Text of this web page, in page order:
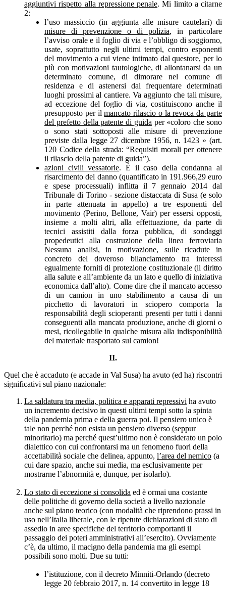
aggiuntivi rispetto alla repressione penale. Mi limito a citarne
2:
l’uso massiccio (in aggiunta alle misure cautelari) di
misure di prevenzione o di polizia, in particolare
l’avviso orale e il foglio di via e l’obbligo di soggiorno,
usate, soprattutto negli ultimi tempi, contro esponenti
del movimento a cui viene intimato dal questore, per lo
più con motivazioni tautologiche, di allontanarsi da un
determinato comune, di dimorare nel comune di
residenza e di astenersi dal frequentare determinati
luoghi prossimi al cantiere. Va aggiunto che tali misure,
ad eccezione del foglio di via, costituiscono anche il
presupposto per ilmancato rilascio o la revoca da parte
del prefetto della patente di guida per «coloro che sono
o sono stati sottoposti alle misure di prevenzione
previste dalla legge 27 dicembre 1956, n. 1423 » (art.
120 Codice della strada: “Requisiti morali per ottenere
il rilascio della patente di guida”).
azioni civili vessatorie. È il caso della condanna al
risarcimento del danno (quantificato in 191.966,29 euro
e spese processuali) inflitta il 7 gennaio 2014 dal
Tribunale di Torino - sezione distaccata di Susa (e solo
in parte attenuata in appello) a tre esponenti del
movimento (Perino, Bellone, Vair) per essersi opposti,
insieme a molti altri, alla effettuazione, da parte di
tecnici assistiti dalla forza pubblica, di sondaggi
propedeutici alla costruzione della linea ferroviaria
Nessuna analisi, in motivazione, sulle ricadute in
concreto del doveroso bilanciamento tra interessi
egualmente forniti di protezione costituzionale (il diritto
alla salute e all’ambiente da un lato e quello di iniziativa
economica dall’alto). Come dire che il mancato accesso
di un camion in uno stabilimento a causa di un
picchetto di lavoratori in sciopero comporta la
responsabilità degli scioperanti presenti per tutti i danni
conseguenti alla mancata produzione, anche di giorni o
mesi, ricollegabile in qualche misura alla indisponibilità
del materiale trasportato sul camion!
II.
Quel che è accaduto (e accade in Val Susa) ha avuto (ed ha) riscontri
significativi sul piano nazionale:
La saldatura tra media, politica e apparati repressivi ha avuto
un incremento decisivo in questi ultimi tempi sotto la spinta
della pandemia prima e della guerra poi. Il pensiero unico è
tale non perché non esista un pensiero diverso (seppur
minoritario) ma perché quest’ultimo non è considerato un polo
dialettico con cui confrontarsi ma un fenomeno fuori della
accettabilità sociale che delinea, appunto, l’area del nemico (a
cui dare spazio, anche sui media, ma esclusivamente per
mostrarne l’abnormità e, dunque, per isolarlo).
Lo stato di eccezione si consolida ed è ormai una costante
delle politiche di governo della società a livello nazionale
anche sul piano teorico (con modalità che riprendono prassi in
uso nell’Italia liberale, con le ripetute dichiarazioni di stato di
assedio in aree specifiche del territorio comportanti il
passaggio dei poteri amministrativi all’esercito). Ovviamente
c’è, da ultimo, il macigno della pandemia ma gli esempi
possibili sono molti. Due su tutti:
l’istituzione, con il decreto Minniti-Orlando (decreto
legge 20 febbraio 2017, n. 14 convertito in legge 18